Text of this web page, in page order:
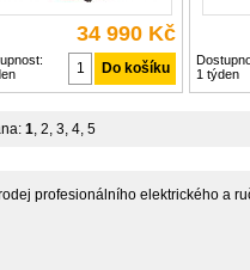
34 990 Kč
1 týden
1, 2, 3, 4, 5
profesionálního elektrického a